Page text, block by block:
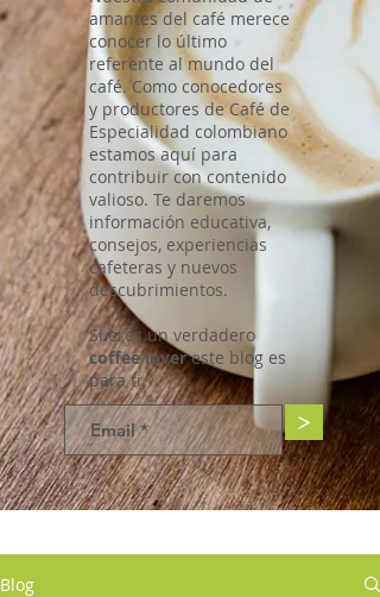
amantes del café merece
conocer lo último
referente al mundo del
café. Como conocedores
y productores de Café de
Especialidad colombiano
estamos aquí para
contribuir con contenido
valioso. Te daremos
información educativa,
consejos, experiencias
cafeteras y nuevos
descubrimientos.
Si eres un verdadero
coffee lovereste blog es
para ti.
>
Blog